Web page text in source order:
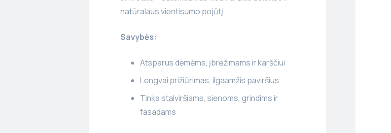
natūralaus vientisumo pojūtį.
Savybės:
Atsparus dėmėms, įbrėžimams ir karščiui
Lengvai prižiūrimas, ilgaamžis paviršius
Tinka stalviršiams, sienoms, grindims ir
fasadams